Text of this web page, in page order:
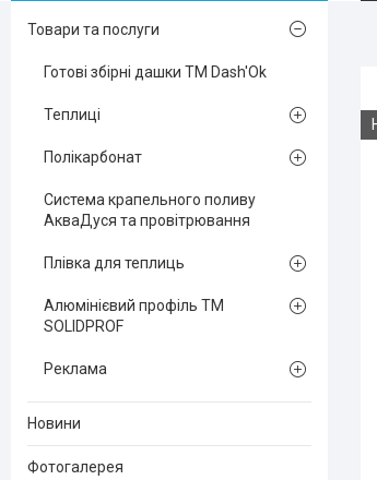
Товари та послуги
Готові збірні дашки ТМ Dash'Ok
Теплиці
Полікарбонат
Система крапельного поливу
АкваДуся та провітрювання
Плівка для теплиць
Алюмінієвий профіль ТМ
SOLIDPROF
Реклама
Новини
Фотогалерея